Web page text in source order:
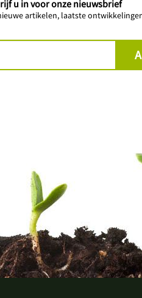
u in voor onze nieuwsbrief
artikelen, laatste